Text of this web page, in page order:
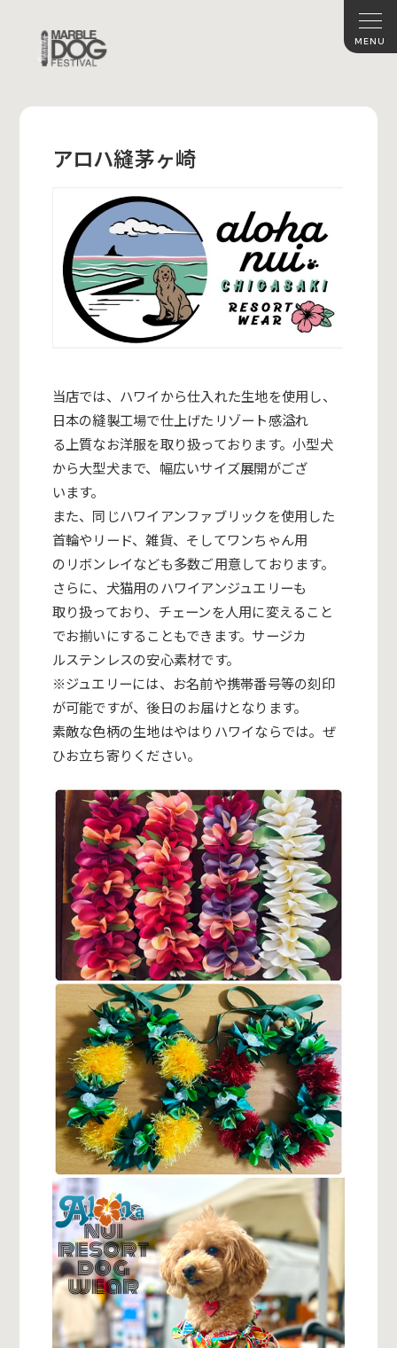
アロハ縫茅ヶ崎
当店では、ハワイから仕入れた生地を使用し、
日本の縫製工場で仕上げたリゾート感溢れ
る上質なお洋服を取り扱っております。小型犬
から大型犬まで、幅広いサイズ展開がござ
います。
また、同じハワイアンファブリックを使用した
首輪やリード、雑貨、そしてワンちゃん用
のリボンレイなども多数ご用意しております。
さらに、犬猫用のハワイアンジュエリーも
取り扱っており、チェーンを人用に変えること
でお揃いにすることもできます。サージカ
ルステンレスの安心素材です。
※ジュエリーには、お名前や携帯番号等の刻印
が可能ですが、後日のお届けとなります。
素敵な色柄の生地はやはりハワイならでは。ぜ
ひお立ち寄りください。